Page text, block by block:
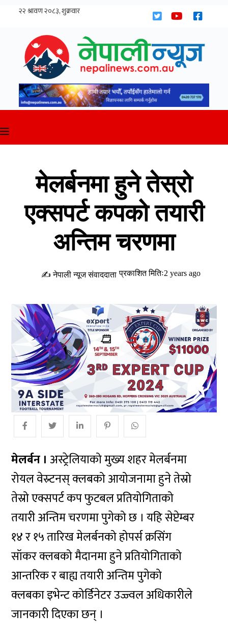
मेलर्बनमा हुने तेस्रो
एक्सपर्ट कपको तयारी
अन्तिम चरणमा
✍ नेपाली न्यूज संवाददाता प्रकाशित मितिः2 years ago
मेलर्बन । अस्ट्रेलियाको मुख्य शहर मेलर्बनमा
रोयल वेस्र्टनस् क्लबको आयोजनामा हुने तेस्रो
तेस्रो एक्सपर्ट कप फुटबल प्रतियोगिताको
तयारी अन्तिम चरणमा पुगेको छ । यहि सेप्टेम्बर
१४ र १५ तारिख मेलर्बनको होपर्स क्रसिंग
सॉकर क्लबको मैदानमा हुने प्रतियोगिताको
आन्तरिक र बाह्य तयारी अन्तिम पुगेको
क्लबका इभेन्ट कोर्डिनेटर उज्ज्वल अधिकारीले
जानकारी दिएका छन् ।